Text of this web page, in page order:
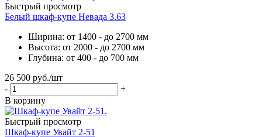
Быстрый просмотр
Белый шкаф-купе Невада 3.63
Ширина: от 1400 - до 2700 мм
Высота: от 2000 - до 2700 мм
Глубина: от 400 - до 700 мм
26 500 руб./шт
-
+
В корзину
Быстрый просмотр
Шкаф-купе Увайт 2-51